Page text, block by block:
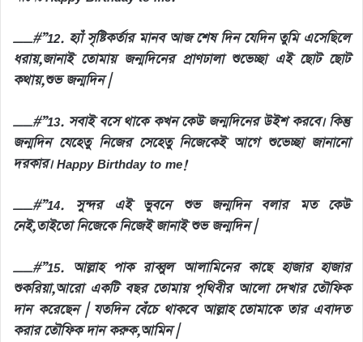
__#”12. হ্যাঁ সৃষ্টিকর্তার মানব আজ শেষ দিন যেদিন তুমি এসেছিলে
ধরায়,জানাই তোমায় জন্মদিনের প্রাণঢালা শুভেচ্ছা এই ছোট ছোট
কথায়,শুভ জন্মদিন |
__#”13. সবাই বসে থাকে কখন কেউ জন্মদিনের উইশ করবে। কিন্তু
জন্মদিন যেহেতু নিজের সেহেতু নিজেকেই আগে শুভেচ্ছা জানানো
দরকার। Happy Birthday to me!
__#”14. সুন্দর এই ভুবনে শুভ জন্মদিন বলার মত কেউ
নেই,তাইতো নিজেকে নিজেই জানাই শুভ জন্মদিন |
__#”15. আল্লাহ পাক রাব্বুল আলামিনের কাছে হাজার হাজার
শুকরিয়া,আরো একটি বছর তোমায় পৃথিবীর আলো দেখার তৌফিক
দান করেছেন | যতদিন বেঁচে থাকবে আল্লাহ তোমাকে তার এবাদত
করার তৌফিক দান করুক,আমিন |